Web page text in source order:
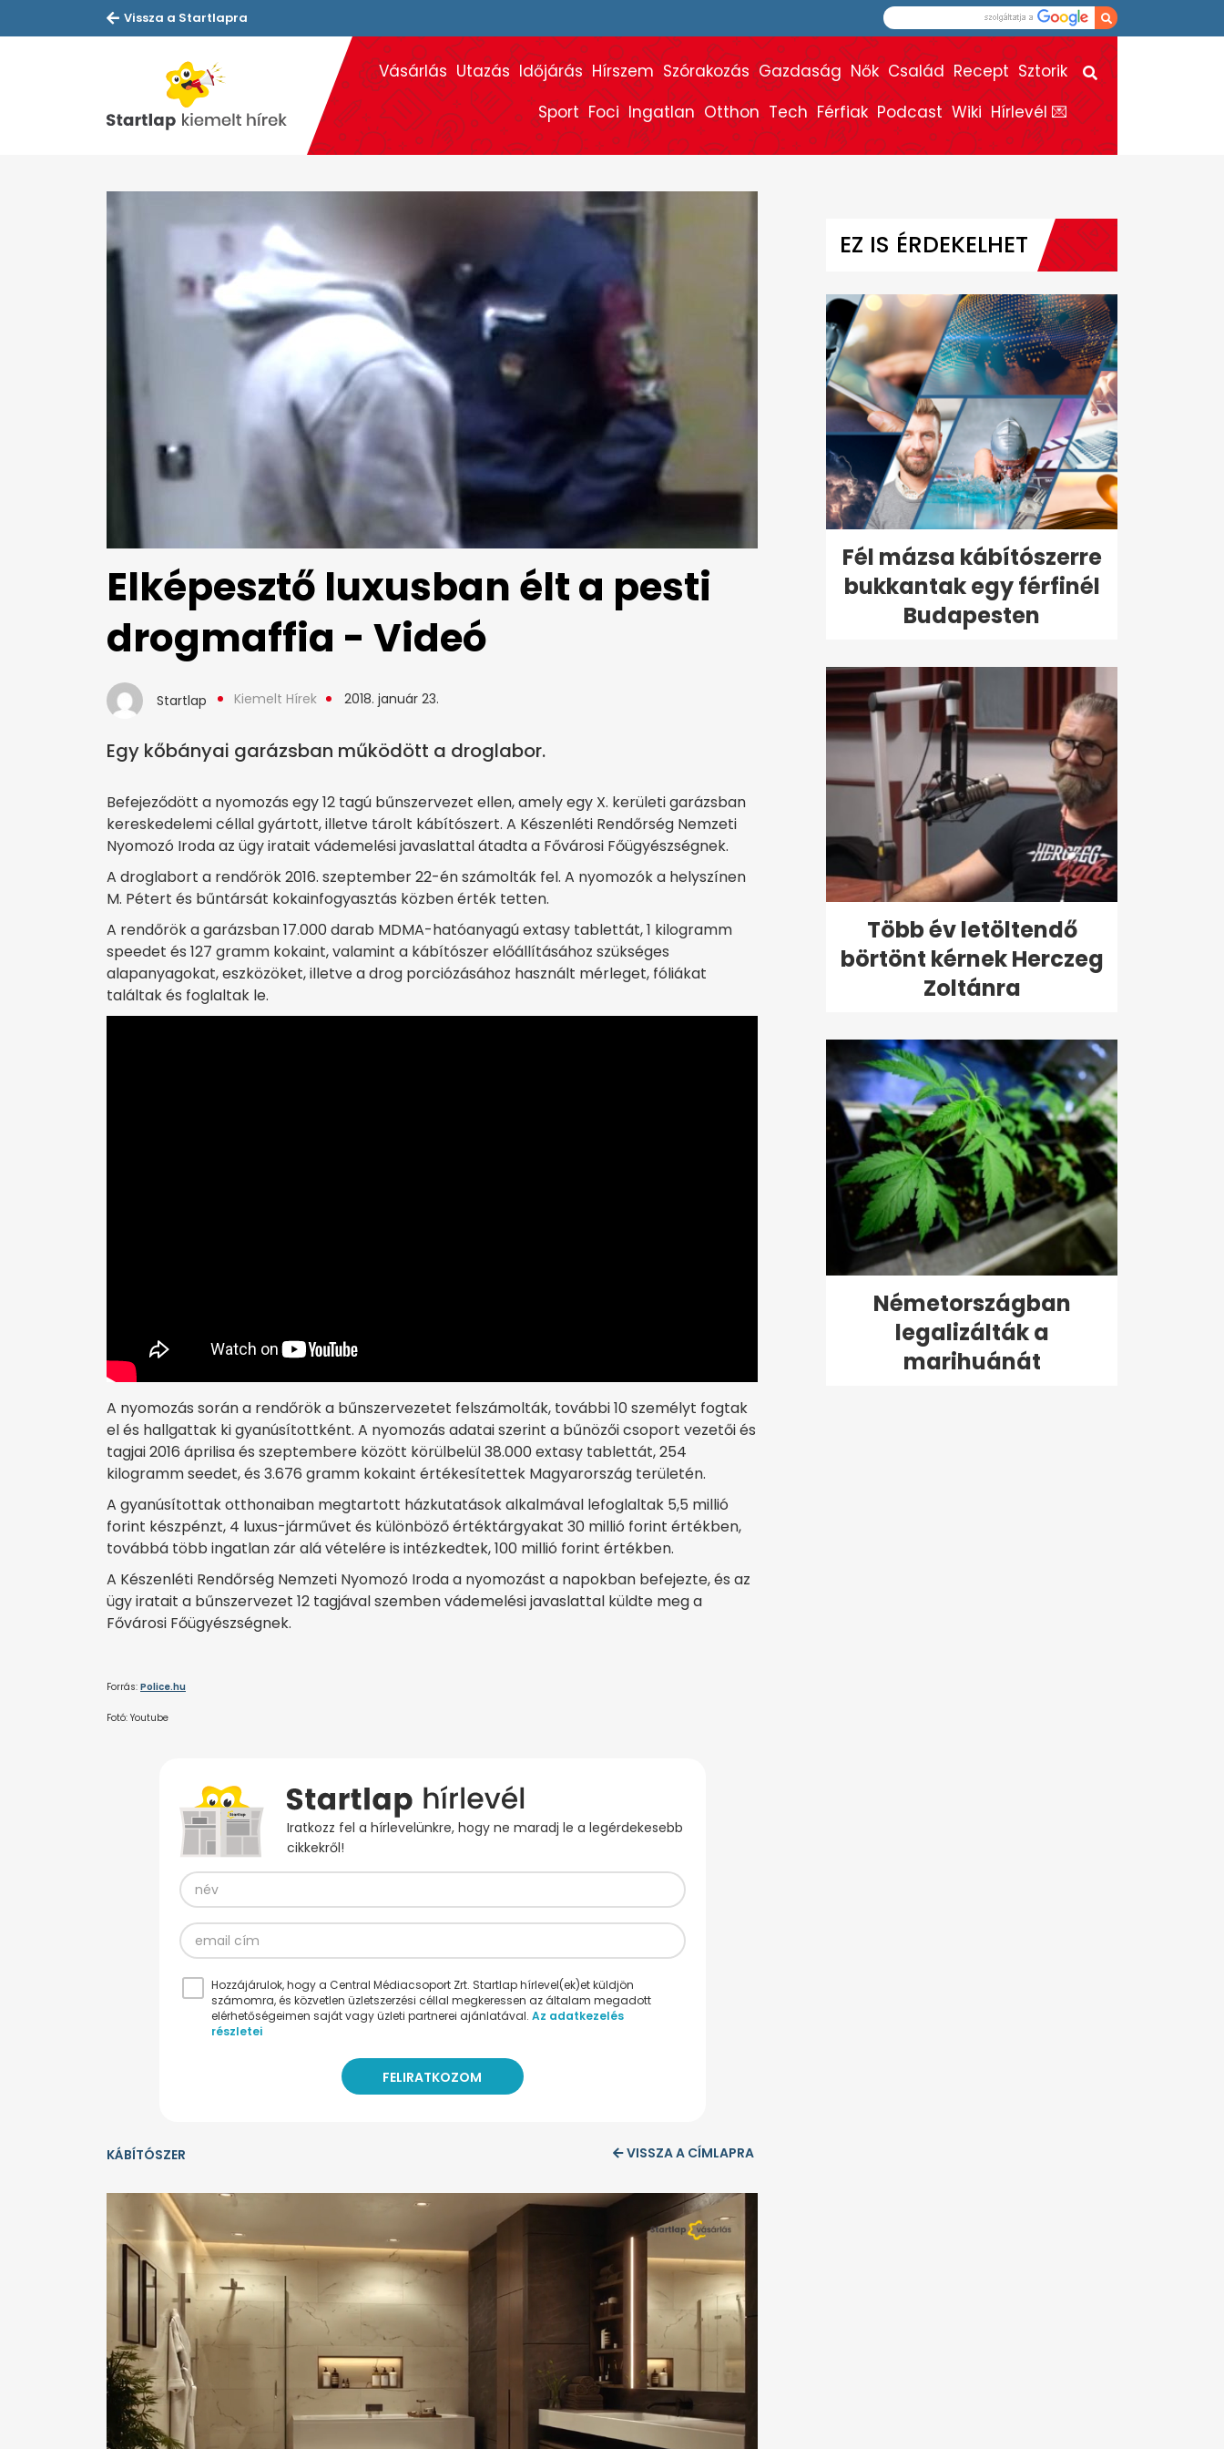
Vissza a Startlapra
Vásárlás Utazás Időjárás Hírszem Szórakozás Gazdaság Nők Család Recept Sztorik
Sport Foci Ingatlan Otthon Tech Férfiak Podcast Wiki Hírlevél 💌
Elképesztő luxusban élt a pesti
drogmaffia - Videó
Startlap Kiemelt Hírek 2018. január 23.
Egy kőbányai garázsban működött a droglabor.
Befejeződött a nyomozás egy 12 tagú bűnszervezet ellen, amely egy X. kerületi garázsban
kereskedelemi céllal gyártott, illetve tárolt kábítószert. A Készenléti Rendőrség Nemzeti
Nyomozó Iroda az ügy iratait vádemelési javaslattal átadta a Fővárosi Főügyészségnek.
A droglabort a rendőrök 2016. szeptember 22-én számolták fel. A nyomozók a helyszínen
M. Pétert és bűntársát kokainfogyasztás közben érték tetten.
A rendőrök a garázsban 17.000 darab MDMA-hatóanyagú extasy tablettát, 1 kilogramm
speedet és 127 gramm kokaint, valamint a kábítószer előállításához szükséges
alapanyagokat, eszközöket, illetve a drog porciózásához használt mérleget, fóliákat
találtak és foglaltak le.
A nyomozás során a rendőrök a bűnszervezetet felszámolták, további 10 személyt fogtak
el és hallgattak ki gyanúsítottként. A nyomozás adatai szerint a bűnözői csoport vezetői és
tagjai 2016 áprilisa és szeptembere között körülbelül 38.000 extasy tablettát, 254
kilogramm seedet, és 3.676 gramm kokaint értékesítettek Magyarország területén.
A gyanúsítottak otthonaiban megtartott házkutatások alkalmával lefoglaltak 5,5 millió
forint készpénzt, 4 luxus-járművet és különböző értéktárgyakat 30 millió forint értékben,
továbbá több ingatlan zár alá vételére is intézkedtek, 100 millió forint értékben.
A Készenléti Rendőrség Nemzeti Nyomozó Iroda a nyomozást a napokban befejezte, és az
ügy iratait a bűnszervezet 12 tagjával szemben vádemelési javaslattal küldte meg a
Fővárosi Főügyészségnek.
Forrás: Police.hu
Fotó: Youtube
Iratkozz fel a hírlevelünkre, hogy ne maradj le a legérdekesebb
cikkekről!
Hozzájárulok, hogy a Central Médiacsoport Zrt. Startlap hírlevel(ek)et küldjön
számomra, és közvetlen üzletszerzési céllal megkeressen az általam megadott
elérhetőségeimen saját vagy üzleti partnerei ajánlatával. Az adatkezelés
részletei
KÁBÍTÓSZER VISSZA A CÍMLAPRA
EZ IS ÉRDEKELHET
Fél mázsa kábítószerre
bukkantak egy férfinél
Budapesten
Több év letöltendő
börtönt kérnek Herczeg
Zoltánra
Németországban
legalizálták a
marihuánát